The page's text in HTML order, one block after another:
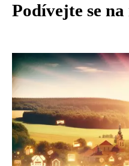
Podívejte se